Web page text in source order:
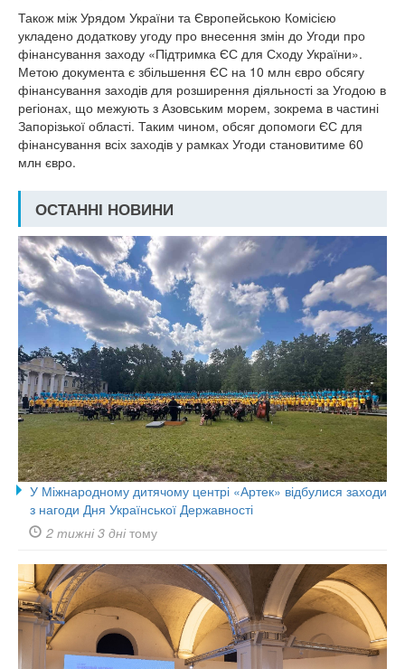
Також між Урядом України та Європейською Комісією
укладено додаткову угоду про внесення змін до Угоди про
фінансування заходу «Підтримка ЄС для Сходу України».
Метою документа є збільшення ЄС на 10 млн євро обсягу
фінансування заходів для розширення діяльності за Угодою в
регіонах, що межують з Азовським морем, зокрема в частині
Запорізької області. Таким чином, обсяг допомоги ЄС для
фінансування всіх заходів у рамках Угоди становитиме 60
млн євро.
ОСТАННІ НОВИНИ
У Міжнародному дитячому центрі «Артек» відбулися заходи
з нагоди Дня Української Державності
2 тижні 3 днітому